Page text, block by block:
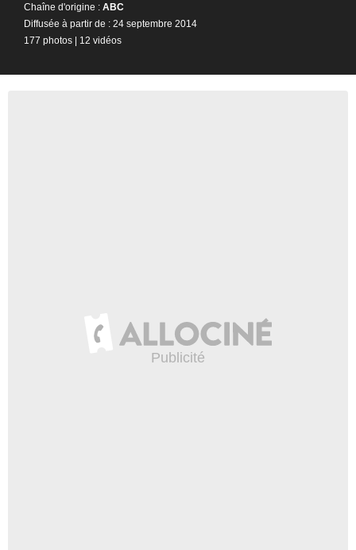
Chaîne d'origine : ABC
Diffusée à partir de : 24 septembre 2014
177 photos | 12 vidéos